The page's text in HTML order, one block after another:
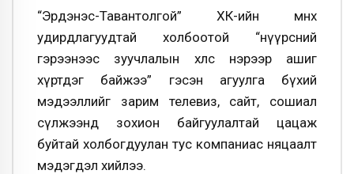
“Эрдэнэс-Тавантолгой” ХК-ийн өмнөх
удирдлагуудтай холбоотой “нүүрсний
гэрээнээс зуучлалын хөлс нэрээр ашиг
хүртдэг байжээ” гэсэн агуулга бүхий
мэдээллийг зарим телевиз, сайт, сошиал
сүлжээнд зохион байгуулалтай цацаж
буйтай холбогдуулан тус компаниас няцаалт
мэдэгдэл хийлээ.